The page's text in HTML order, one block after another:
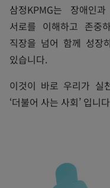
삼정KPMG는 장애인
서로를 이해하고 존중
직장을 넘어 함께 성장
있습니다.
이것이 바로 우리가 실
‘더불어 사는 사회’ 입니